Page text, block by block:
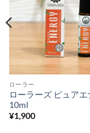
ローラー
ローラーズ ピュアエ
10ml
¥1,900